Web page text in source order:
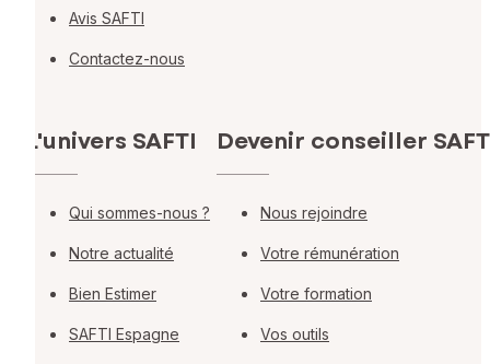
Avis SAFTI
Contactez-nous
L'univers SAFTI
Qui sommes-nous ?
Notre actualité
Bien Estimer
SAFTI Espagne
Devenir conseiller
Nous rejoindre
Votre rémunération
Votre formation
Vos outils